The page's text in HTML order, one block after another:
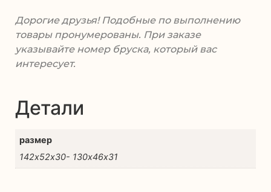
Дорогие друзья! Подобные по выполнению
товары пронумерованы. При заказе
указывайте номер бруска, который вас
интересует.
Детали
размер
142х52х30- 130х46х31